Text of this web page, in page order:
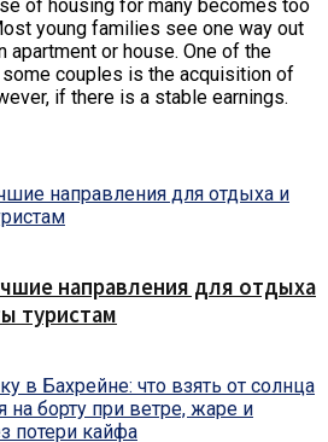
of housing for many becomes too
young families see one way out
or house. One of the
couples is the acquisition of
if there is a stable earnings.
направления для отдыха
туристам